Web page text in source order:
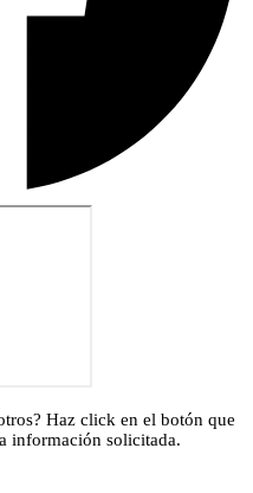
Haz click en el botón que
información solicitada.